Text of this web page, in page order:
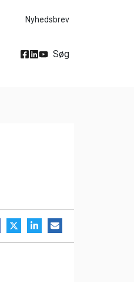
Nyhedsbrev
Søg